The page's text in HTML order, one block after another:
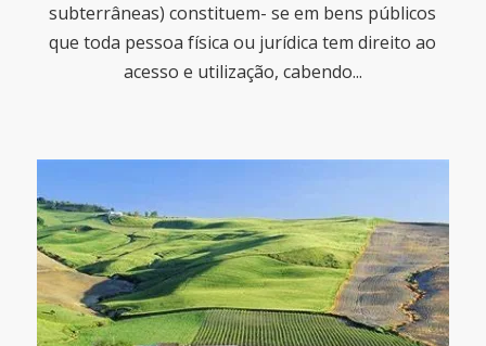
subterrâneas) constituem- se em bens públicos
que toda pessoa física ou jurídica tem direito ao
acesso e utilização, cabendo...